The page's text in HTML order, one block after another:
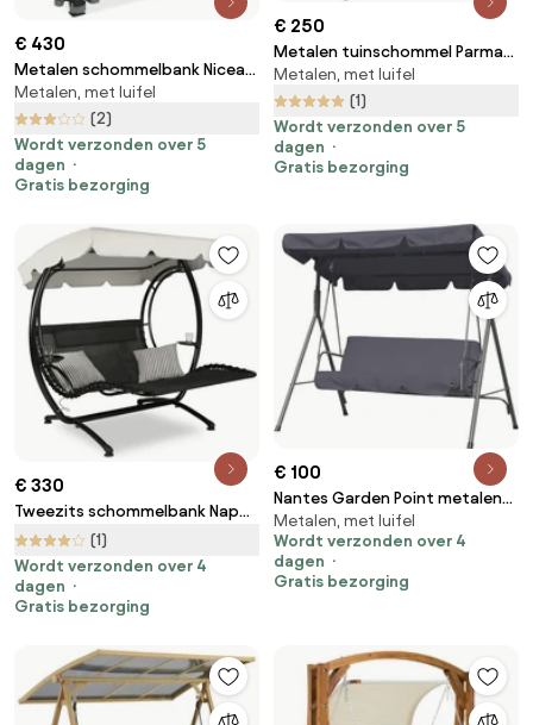
€ 430
Metalen schommelbank Nicea
Garden Point antraciet
Metalen, met luifel
(2)
Wordt verzonden over 5
dagen
Gratis bezorging
€ 250
Metalen tuinschommel Parma
Garden Point grijs
Metalen, met luifel
(1)
Wordt verzonden over 5
dagen
Gratis bezorging
€ 330
Tweezits schommelbank Napoli
Garden Point
(1)
Wordt verzonden over 4
dagen
Gratis bezorging
€ 100
Nantes Garden Point metalen
tuinschommel antraciet
Metalen, met luifel
Wordt verzonden over 4
dagen
Gratis bezorging